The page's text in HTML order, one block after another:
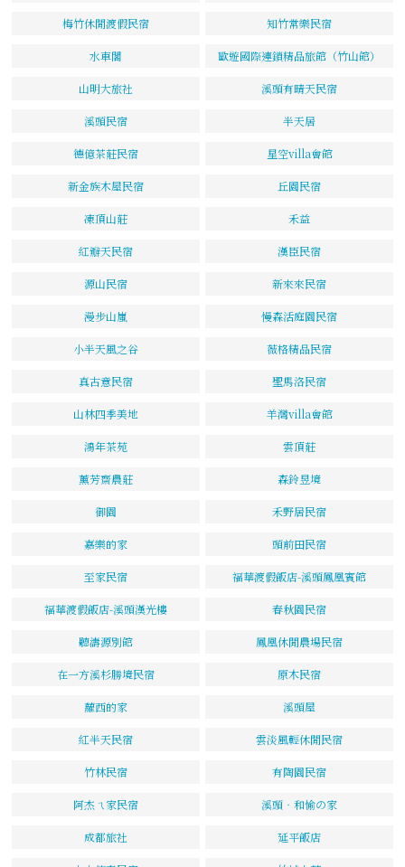
梅竹休閒渡假民宿 知竹常樂民宿
水車閣 歐遊國際連鎖精品旅館（竹山館）
山明大旅社 溪頭有晴天民宿
溪頭民宿 半天居
德億茶莊民宿 星空villa會館
新金族木屋民宿 丘園民宿
凍頂山莊 禾益
紅瓣天民宿 漢臣民宿
源山民宿 新來來民宿
漫步山嵐 慢森活庭園民宿
小半天風之谷 薇格精品民宿
真古意民宿 聖馬洛民宿
山林四季美地 羊灣villa會館
鴻年茶苑 雲頂莊
薰芳齋農莊 森鈴昱境
御園 禾野居民宿
嘉樂的家 頭前田民宿
至家民宿 福華渡假飯店-溪頭鳳凰賓館
福華渡假飯店-溪頭漢光樓 春秋園民宿
聽濤源別館 鳳凰休閒農場民宿
在一方溪杉勝境民宿 原木民宿
蘿西的家 溪頭屋
紅半天民宿 雲淡風輕休閒民宿
竹林民宿 有陶園民宿
阿杰ㄟ家民宿 溪頭‧和愉の家
成都旅社 延平飯店